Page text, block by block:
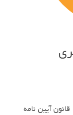
شهرداری قوچان در نظر دارد به استناد ماده 13 قانون آیین نامه